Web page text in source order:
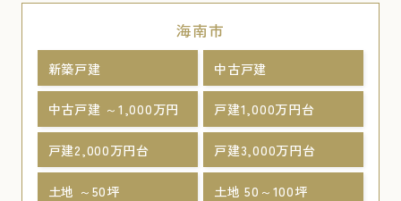
海南市
新築戸建 中古戸建
中古戸建 ～1,000万円 戸建1,000万円台
戸建2,000万円台 戸建3,000万円台
土地 ～50坪 土地 50～100坪